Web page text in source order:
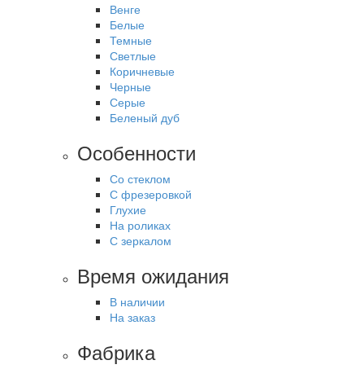
Венге
Белые
Темные
Светлые
Коричневые
Черные
Серые
Беленый дуб
Особенности
Со стеклом
С фрезеровкой
Глухие
На роликах
С зеркалом
Время ожидания
В наличии
На заказ
Фабрика